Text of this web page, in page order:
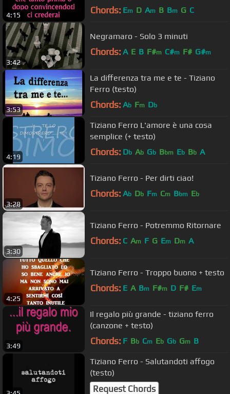
4:15 Chords: Em D Am B Bm G C
3:42
Negramaro - Solo 3 minuti
Chords: A E B F#m C#m F# G#m
3:53
La differenza tra me e te - Tiziano
Ferro (testo)
Chords: Ab Fm Db
4:19
Tiziano Ferro L'amore è una cosa
semplice (+ testo)
Chords: Db Ab Gb Bbm Eb Bb A
3:28
Tiziano Ferro - Per dirti ciao!
Chords: Ab Db Fm Cm Bbm Eb
3:30
Tiziano Ferro - Potremmo Ritornare
Chords: C Am F G Em Dm A
4:25
Tiziano Ferro - Troppo buono + testo
Chords: E A Bm F#m D F# Em
3:49
Il regalo più grande - tiziano ferro
(canzone + testo)
Chords: F Bb Cm Eb Gb Gm B
Tiziano Ferro - Salutandoti affogo
(testo)
Request Chords